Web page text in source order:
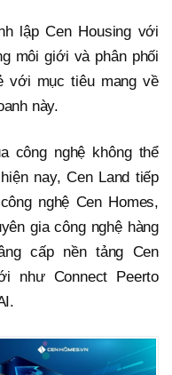
lập Cen Housing với
môi giới và phân phối
với mục tiêu mang về
này.
công nghệ không thể
nay, Cen Land tiếp
nghệ Cen Homes,
gia công nghệ hàng
cấp nền tảng Cen
như Connect Peerto